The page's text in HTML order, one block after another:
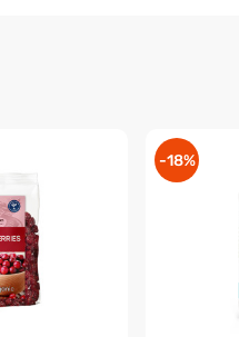
-18%